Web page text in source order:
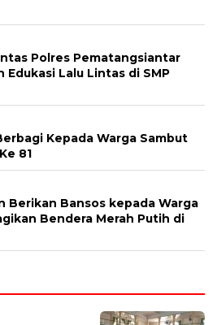
Polres Pematangsiantar
Edukasi Lalu Lintas di SMP
Kepada Warga Sambut
81
Berikan Bansos kepada Warga
Bendera Merah Putih di